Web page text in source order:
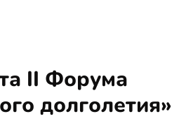
II Форума
долголетия»